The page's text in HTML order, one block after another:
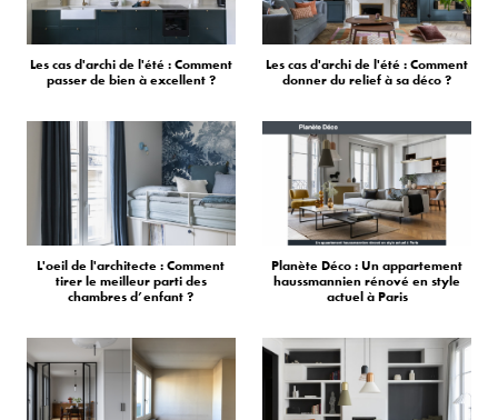
Les cas d'archi de l'été : Comment
passer de bien à excellent ?
Les cas d'archi de l'été : Comment
donner du relief à sa déco ?
L'oeil de l'architecte : Comment
tirer le meilleur parti des
chambres d’enfant ?
Planète Déco : Un appartement
haussmannien rénové en style
actuel à Paris